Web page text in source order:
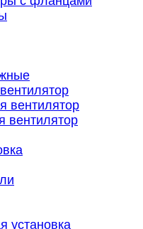
вентилятор
вентилятор
установка